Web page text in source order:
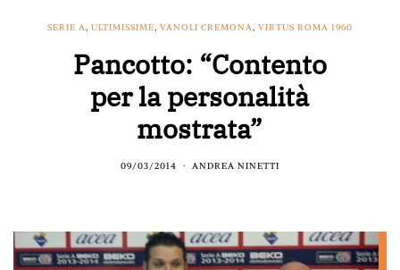
SERIE A, ULTIMISSIME, VANOLI CREMONA, VIRTUS ROMA 1960
Pancotto: “Contento
per la personalità
mostrata”
09/03/2014 ANDREA NINETTI